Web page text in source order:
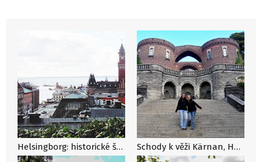
Helsingborg: historické švédské město, kde Hamlet nežil Schody k věži Kärnan, Helsingborg, Švédsko